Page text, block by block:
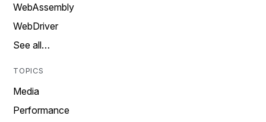
WebAssembly
WebDriver
See all…
TOPICS
Media
Performance